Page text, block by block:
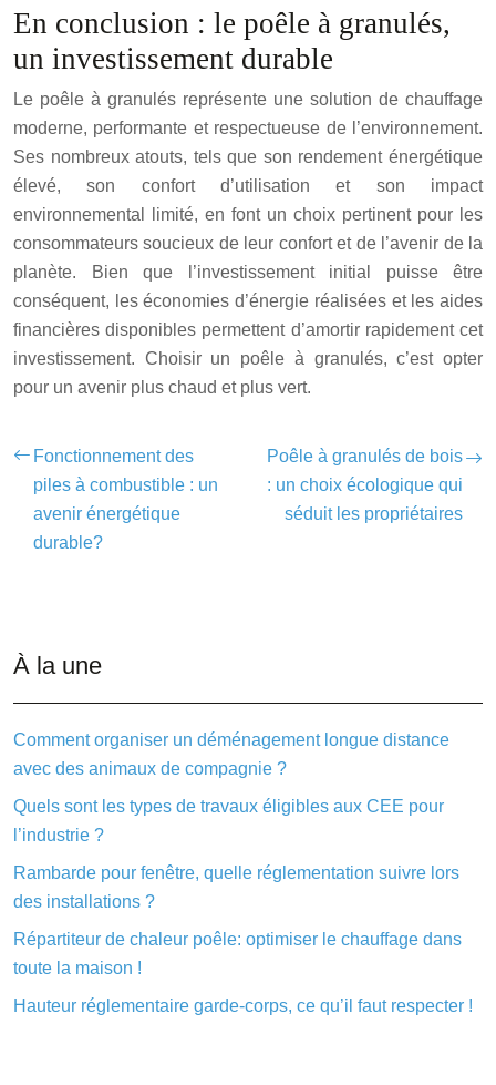
En conclusion : le poêle à granulés,
un investissement durable
Le poêle à granulés représente une solution de chauffage
moderne, performante et respectueuse de l’environnement.
Ses nombreux atouts, tels que son rendement énergétique
élevé, son confort d’utilisation et son impact
environnemental limité, en font un choix pertinent pour les
consommateurs soucieux de leur confort et de l’avenir de la
planète. Bien que l’investissement initial puisse être
conséquent, les économies d’énergie réalisées et les aides
financières disponibles permettent d’amortir rapidement cet
investissement. Choisir un poêle à granulés, c’est opter
pour un avenir plus chaud et plus vert.
Fonctionnement des
piles à combustible : un
avenir énergétique
durable?
Poêle à granulés de bois
: un choix écologique qui
séduit les propriétaires
À la une
Comment organiser un déménagement longue distance
avec des animaux de compagnie ?
Quels sont les types de travaux éligibles aux CEE pour
l’industrie ?
Rambarde pour fenêtre, quelle réglementation suivre lors
des installations ?
Répartiteur de chaleur poêle: optimiser le chauffage dans
toute la maison !
Hauteur réglementaire garde-corps, ce qu’il faut respecter !